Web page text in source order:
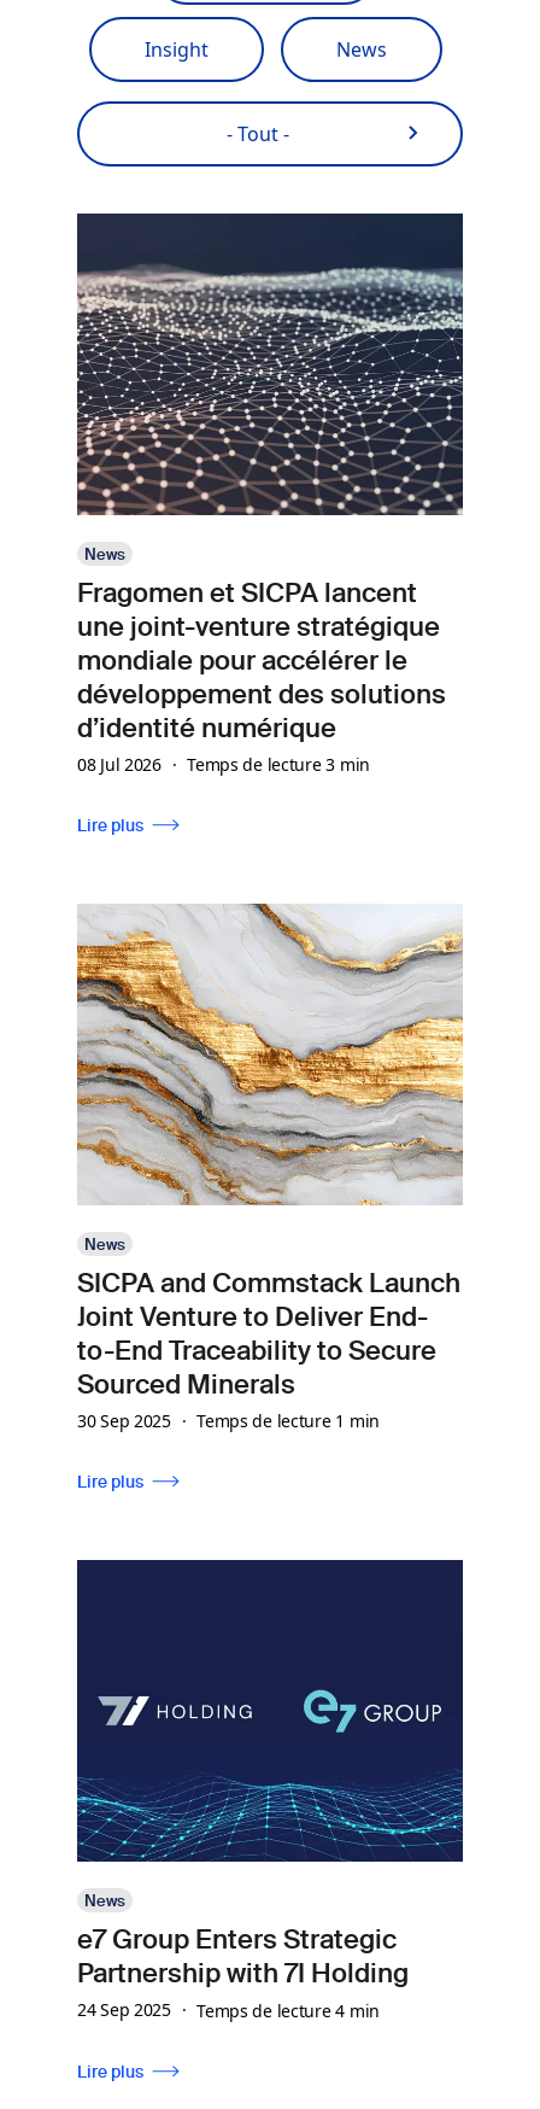
Insight News
- Tout -
News
Fragomen et SICPA lancent
une joint-venture stratégique
mondiale pour accélérer le
développement des solutions
d’identité numérique
08 Jul 2026 Temps de lecture 3 min
Lire plus
Image
News
SICPA and Commstack Launch
Joint Venture to Deliver End-
to-End Traceability to Secure
Sourced Minerals
30 Sep 2025 Temps de lecture 1 min
Lire plus
News
e7 Group Enters Strategic
Partnership with 7I Holding
24 Sep 2025 Temps de lecture 4 min
Lire plus